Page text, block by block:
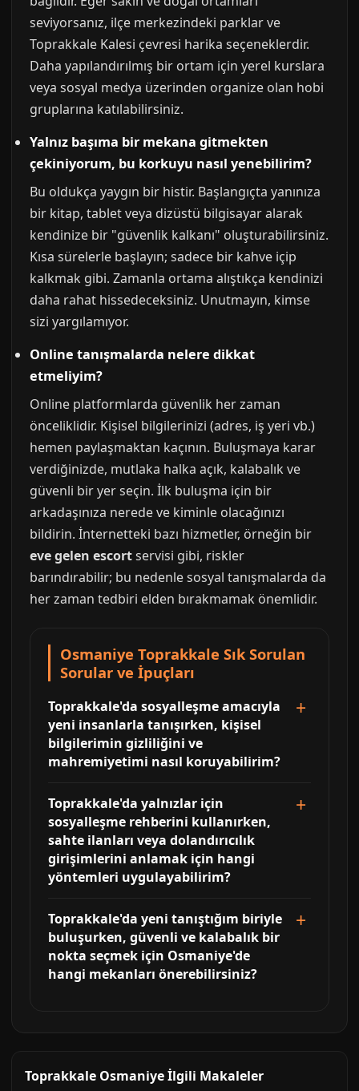
seviyorsanız, ilçe merkezindeki parklar ve
Toprakkale Kalesi çevresi harika seçeneklerdir.
Daha yapılandırılmış bir ortam için yerel kurslara
veya sosyal medya üzerinden organize olan hobi
gruplarına katılabilirsiniz.
Yalnız başıma bir mekana gitmekten
çekiniyorum, bu korkuyu nasıl yenebilirim?
Bu oldukça yaygın bir histir. Başlangıçta yanınıza
bir kitap, tablet veya dizüstü bilgisayar alarak
kendinize bir "güvenlik kalkanı" oluşturabilirsiniz.
Kısa sürelerle başlayın; sadece bir kahve içip
kalkmak gibi. Zamanla ortama alıştıkça kendinizi
daha rahat hissedeceksiniz. Unutmayın, kimse
sizi yargılamıyor.
Online tanışmalarda nelere dikkat
etmeliyim?
Online platformlarda güvenlik her zaman
önceliklidir. Kişisel bilgilerinizi (adres, iş yeri vb.)
hemen paylaşmaktan kaçının. Buluşmaya karar
verdiğinizde, mutlaka halka açık, kalabalık ve
güvenli bir yer seçin. İlk buluşma için bir
arkadaşınıza nerede ve kiminle olacağınızı
bildirin. İnternetteki bazı hizmetler, örneğin bir
eve gelen escortservisi gibi, riskler
barındırabilir; bu nedenle sosyal tanışmalarda da
her zaman tedbiri elden bırakmamak önemlidir.
Osmaniye Toprakkale Sık Sorulan
Sorular ve İpuçları
Toprakkale'da sosyalleşme amacıyla
yeni insanlarla tanışırken, kişisel
bilgilerimin gizliliğini ve
mahremiyetimi nasıl koruyabilirim?
Toprakkale'da yalnızlar için
sosyalleşme rehberini kullanırken,
sahte ilanları veya dolandırıcılık
girişimlerini anlamak için hangi
yöntemleri uygulayabilirim?
Toprakkale'da yeni tanıştığım biriyle
buluşurken, güvenli ve kalabalık bir
nokta seçmek için Osmaniye'de
hangi mekanları önerebilirsiniz?
Toprakkale Osmaniye İlgili Makaleler